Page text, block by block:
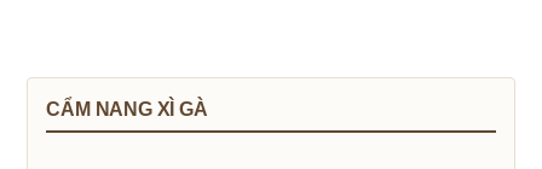
CẨM NANG XÌ GÀ